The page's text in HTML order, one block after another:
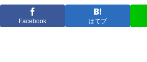
Facebook はてブ